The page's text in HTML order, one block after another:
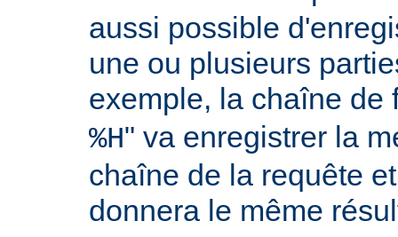
aussi possible
une ou plusieurs
exemple, la chaîne de
%H" va enregistrer la
chaîne de la requête
donnera le même